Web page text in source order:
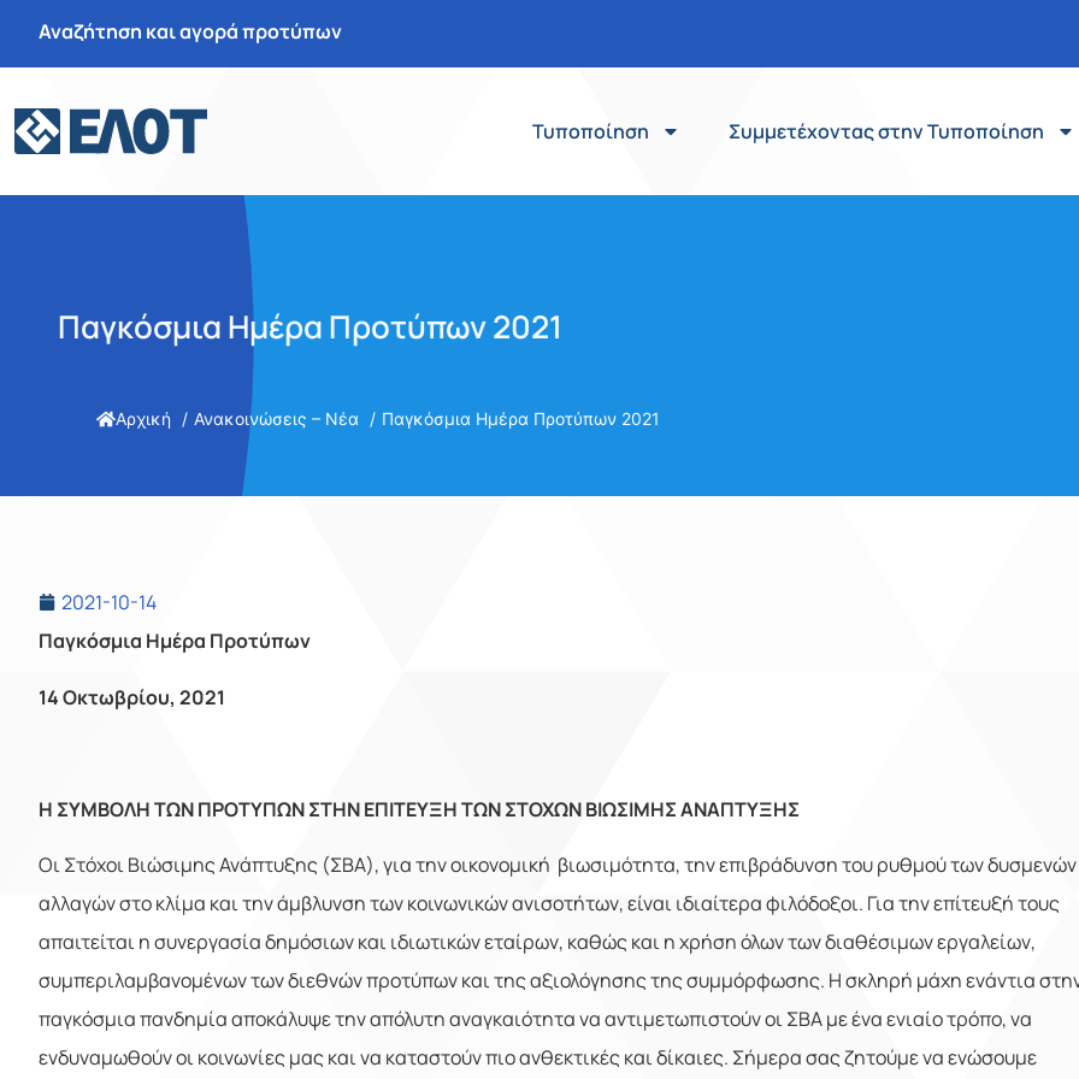
Αναζήτηση και αγορά προτύπων
Τυποποίηση Συμμετέχοντας στην Τυποποίηση
Παγκόσμια Ημέρα Προτύπων 2021
Αρχική Ανακοινώσεις – Νέα Παγκόσμια Ημέρα Προτύπων 2021
2021-10-14
Παγκόσμια Ημέρα Προτύπων
14 Οκτωβρίου, 2021
Η ΣΥΜΒΟΛΗ ΤΩΝ ΠΡΟΤΥΠΩΝ ΣΤΗΝ ΕΠΙΤΕΥΞΗ ΤΩΝ ΣΤΟΧΩΝ ΒΙΩΣΙΜΗΣ ΑΝΑΠΤΥΞΗΣ
Οι Στόχοι Βιώσιμης Ανάπτυξης (ΣΒΑ), για την οικονομική βιωσιμότητα, την επιβράδυνση του ρυθμού των δυσμενών
αλλαγών στο κλίμα και την άμβλυνση των κοινωνικών ανισοτήτων, είναι ιδιαίτερα φιλόδοξοι. Για την επίτευξή τους
απαιτείται η συνεργασία δημόσιων και ιδιωτικών εταίρων, καθώς και η χρήση όλων των διαθέσιμων εργαλείων,
συμπεριλαμβανομένων των διεθνών προτύπων και της αξιολόγησης της συμμόρφωσης. Η σκληρή μάχη ενάντια
παγκόσμια πανδημία αποκάλυψε την απόλυτη αναγκαιότητα να αντιμετωπιστούν οι ΣΒΑ με ένα ενιαίο τρόπο, να
ενδυναμωθούν οι κοινωνίες μας και να καταστούν πιο ανθεκτικές και δίκαιες. Σήμερα σας ζητούμε να ενώσουμε